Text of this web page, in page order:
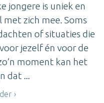
jongere is uniek en
zich mee. Soms
of situaties die
jezelf én voor de
moment kan het
dat ...